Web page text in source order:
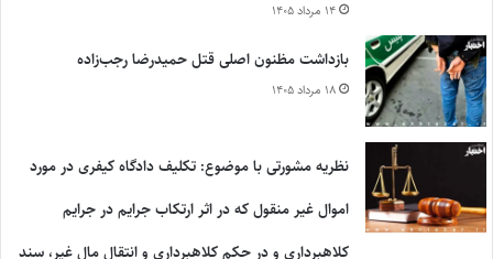
۱۴ مرداد ۱۴۰۵
بازداشت مظنون اصلی قتل حمیدرضا رجب‌زاده
۱۸ مرداد ۱۴۰۵
نظریه مشورتی با موضوع: تکلیف دادگاه کیفری در مورد
اموال غیر منقول که در اثر ارتکاب جرایم در جرایم
کلاهبرداری و در حکم کلاهبرداری و انتقال مال غیر، سند